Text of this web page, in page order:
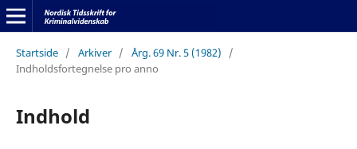
Startside / Arkiver / Årg. 69 Nr. 5 (1982)
/
Indholdsfortegnelse pro anno
Indhold